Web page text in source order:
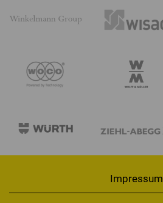
Impressum